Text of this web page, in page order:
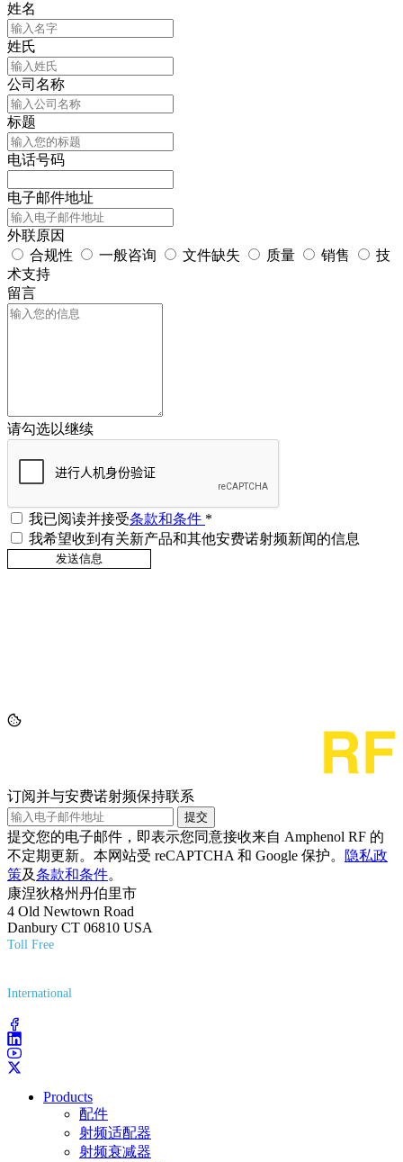
姓名
姓氏
公司名称
标题
电话号码
电子邮件地址
外联原因
合规性
一般咨询 文件缺失 质量 销售
技
术支持
留言
请勾选以继续
我已阅读并接受条款和条件 *
我希望收到有关新产品和其他安费诺射频新闻的信息
订阅并与安费诺射频保持联系
提交
提交您的电子邮件，即表示您同意接收来自 Amphenol RF 的
不定期更新。本网站受 reCAPTCHA 和 Google 保护。
隐私政
策及条款和条件。
康涅狄格州丹伯里市
4 Old Newtown Road
Danbury CT 06810 USA
Toll Free
International
Products
配件
射频适配器
射频衰减器